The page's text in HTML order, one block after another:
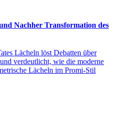
Nachher Transformation des
Lächeln löst Debatten über
verdeutlicht, wie die moderne
Lächeln im Promi-Stil